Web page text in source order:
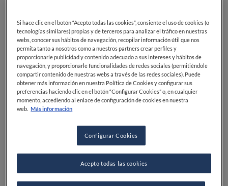
Como la ginebra es ideal para preparar una amplia
variedad de cócteles, aquí hemos seleccionado
algunas combinaciones para que puedas descubrir y
probar diferentes sabores y acompañar como
aperitivo perfecto.
Cóctel Negroni
Si hace clic en el botón “Acepto todas las cookies”, consiente el uso de cookies (o
tecnologías similares) propias y de terceros para analizar el tráfico en nuestras
webs, conocer sus hábitos de navegación, recopilar información útil que nos
permita tanto a nosotros como a nuestros partners crear perfiles y
proporcionarle publicidad y contenido adecuado a sus intereses y hábitos de
navegación, y proporcionarle funcionalidades de redes sociales (permitiéndole
compartir contenido de nuestras webs a través de las redes sociales). Puede
obtener más información en nuestra Política de Cookies y configurar sus
preferencias haciendo clic en el botón “Configurar Cookies” o, en cualquier
momento, accediendo al enlace de configuración de cookies en nuestra
web. Más información
Configurar Cookies
Acepto todas las cookies